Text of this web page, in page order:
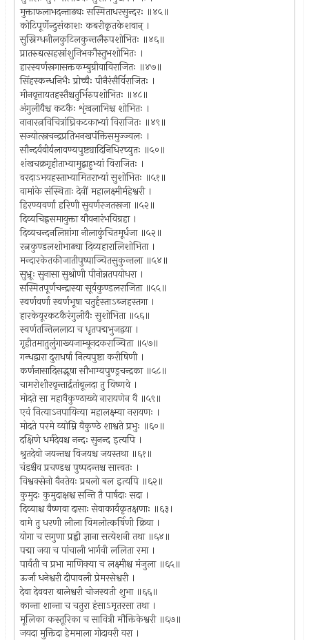
मुक्ताफलाभदन्ताढ्यः सस्मिताधरसुन्दरः ॥४५॥
कोटिपूर्णेन्दुसंकाशः कबरीकृतकेशवान् ।
सुस्निग्धनीलकुटिलकुन्तलैरुपशोभितः ॥४६॥
प्रातरुद्यत्सहस्रांशुनिभकौस्तुभशोभितः ।
हारस्वर्णस्रगासक्तकम्बुग्रीवाविराजितः ॥४७॥
सिंहस्कन्धनिभैः प्रोच्चैः पीनैरंसैर्विराजितः ।
मीनवृत्तायतहस्तैश्चतुर्भिरुपशोभितः ॥४८॥
अंगुलीयैश्च कटकैः शृंखलाभिश्च शोभितः ।
नानारत्नविचित्रांघ्रिकटकाभ्यां विराजितः ॥४९॥
सज्योत्स्नचन्द्रप्रतिभनखपंक्तिसमुज्ज्वलः ।
सौन्दर्यवीर्यलावण्यपुष्ट्यादिनिधिरच्युतः ॥५०॥
शंखचक्रगृहीताभ्यामुद्बाहुभ्यां विराजितः ।
वरदाऽभयहस्ताभ्यामितराभ्यां सुशोभितः ॥५१॥
वामांके संस्थिताः देवीं महालक्ष्मीर्महेश्वरी ।
हिरण्यवर्णा हरिणी सुवर्णरजतस्रजा ॥५२॥
दिव्यचिह्नसमायुक्ता यौवनारंभविग्रहा ।
दिव्यचन्दनलिप्तांगा नीलाकुंचितमूर्धजा ॥५२॥
रत्नकुण्डलशोभाढ्या दिव्यहारालिशोभिता ।
मन्दारकेतकीजातीपुष्पाञ्चितसुकुन्तला ॥५४॥
सुभ्रूः सुनासा सुश्रोणी पीनोन्नतपयोधरा ।
सस्मितपूर्णचन्द्रास्या सूर्यकुण्डलराजिता ॥५५॥
स्वर्णवर्णा स्वर्णभूषा चतुर्हस्ताऽब्जहस्तगा ।
हारकेयूरकटकैरंगुलीयैः सुशोभिता ॥५६॥
स्वर्णतन्तिललाटा च धृतपद्मभुजद्वया ।
गृहीतमातुलुंगाख्यजाम्बूनदकराञ्चिता ॥५७॥
गन्धद्वारा दुराधर्षा नित्यपुष्टा करीषिणी ।
कर्णनासादिसद्भूषा सौभाग्यपुण्ड्रचन्द्रका ॥५८॥
चामरोशीरवृन्तार्द्रतांबूलदा तु विष्णवे ।
मोदते सा महावैकुण्ठाख्ये नारायणेन वै ॥५९॥
एवं नित्याऽनपायिन्या महालक्ष्म्या नरायणः ।
मोदते परमे व्योम्नि वैकुण्ठे शाश्वते प्रभुः ॥६०॥
दक्षिणे धर्मदेवश्च नन्दः सुनन्द इत्यपि ।
श्रुतदेवो जयन्तश्च विजयश्च जयस्तथा ॥६१॥
चंडश्चैव प्रचण्डश्च पुष्पदन्तश्च सात्त्वतः ।
विश्वक्सेनो वैनतेयः प्रबलो बल इत्यपि ॥६२॥
कुमुदः कुमुदाक्षश्च सन्ति तै पार्षदाः सदा ।
दिव्याश्च वैष्णवा दासाः सेवाकार्यकृतक्षणाः ॥६३।
वामे तु धरणी लीला विमलोत्कर्षिणी क्रिया ।
योगा च सगुणा प्रह्वी ज्ञाना सत्येशनी तथा ॥६४॥
पद्मा जया च पांचाली भार्गवी ललिता रमा ।
पार्वती च प्रभा माणिक्या च लक्ष्मीश्च मंजुला ॥६५॥
ऊर्जा धनेश्वरी दीपावली प्रेमरसेश्वरी ।
देवा देववरा बालेश्वरी चोजस्वती शुभा ॥६६॥
कान्ता शान्ता च चतुरा हंसाऽमृतरसा तथा ।
मूलिका कस्तूरिका च सावित्री मौक्तिकेश्वरी ॥६७॥
जयदा मुक्तिदा हेममाला गोदावरी वरा ।